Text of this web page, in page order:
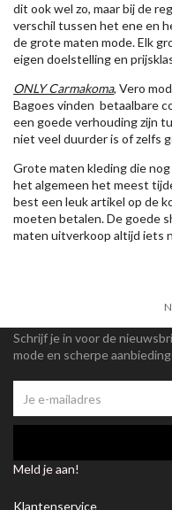
dit ook wel zo, maar bij de
verschil tussen het ene en
de grote maten mode. Elk
eigen doelstelling en
ONLY Carmakoma, Vero
Bagoes vinden betaalbare
een goede verhouding zijn
niet veel duurder is of zelfs
Grote maten kleding die
het algemeen het meest
best een leuk artikel op de
moeten betalen. De goede
maten uitverkoop altijd iets
Schrijf je in voor de
mode en scherpe
Meld je aan!
Klantenservice